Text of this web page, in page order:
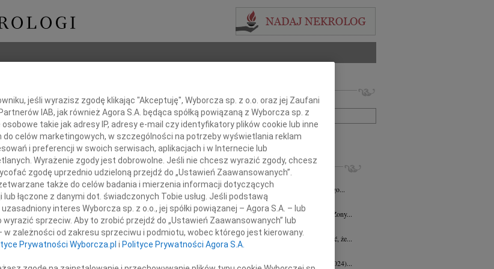
Imię i nazwisko lub numer ogłoszenia:
+ szukanie zaawansowane
INNE NEKROLOGI
Witold Halka wiek: 89 21.07.2026
Z wielkim żalem i smutkiem żegnamy naszego...
Jadwiga Czajka 16.07.2026
Panu Andrzejowi Czajce z powodu śmierci Żony...
Adam Borowski
10.07.2026
Z wielkim smutkiem przyjęłyśmy wiadomość, że...
Alina Augustynowicz
Alina Augustynowicz z domu Hinz (1979-2024)...
jeśli wyrazisz zgodę klikając "Akceptuję", Wyborcza sp. z o.o. oraz jej Zaufani
IAB, jak również Agora S.A. będąca spółką powiązaną z Wyborcza sp. z
takie jak adresy IP, adresy e-mail czy identyfikatory plików cookie lub inne
celów marketingowych, w szczególności na potrzeby wyświetlania reklam
i preferencji w swoich serwisach, aplikacjach i w Internecie lub
Wyrażenie zgody jest dobrowolne. Jeśli nie chcesz wyrazić zgody, chcesz
zgodę uprzednio udzieloną przejdź do „Ustawień Zaawansowanych”.
także do celów badania i mierzenia informacji dotyczących
łączone z danymi dot. świadczonych Tobie usług. Jeśli podstawą
interes Wyborcza sp. z o.o., jej spółki powiązanej – Agora S.A. – lub
sprzeciw. Aby to zrobić przejdź do „Ustawień Zaawansowanych” lub
zależności od zakresu sprzeciwu i podmiotu, wobec którego jest kierowany.
Prywatności Wyborcza.pl i Polityce Prywatności Agora S.A.